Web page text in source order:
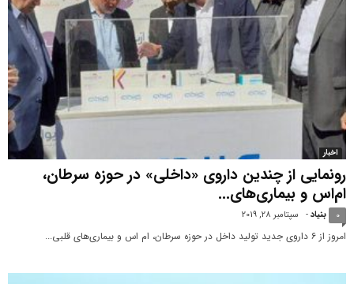
اخبار
رونمایی از چندین داروی «داخلی» در حوزه سرطان،
ام‌اس و بیماری‌های...
بنیاد- سپتامبر 28, 2019 0
امروز از ۶ داروی جدید تولید داخل در حوزه سرطان، ام اس و بیماری‌های قلبی...